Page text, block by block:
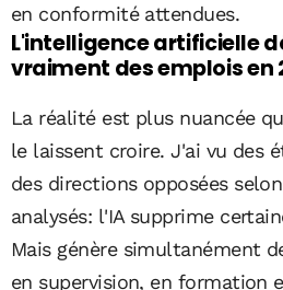
en conformité attendues.
L'intelligence artificielle
vraiment des emplois en
La réalité est plus nuancée
le laissent croire. J'ai vu des
des directions opposées
analysés: l'IA supprime
Mais génère simultanément
en supervision, en formation